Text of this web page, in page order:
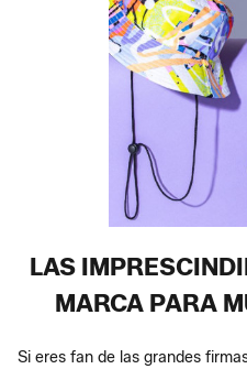
LAS
MARCA PARA
Si eres fan de las grandes